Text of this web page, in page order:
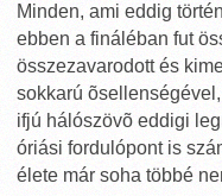
Minden, ami eddig
ebben a fináléban fut
összezavarodott és
sokkarú
ifjú hálószövõ eddigi
óriási fordulópont is
élete már soha többé